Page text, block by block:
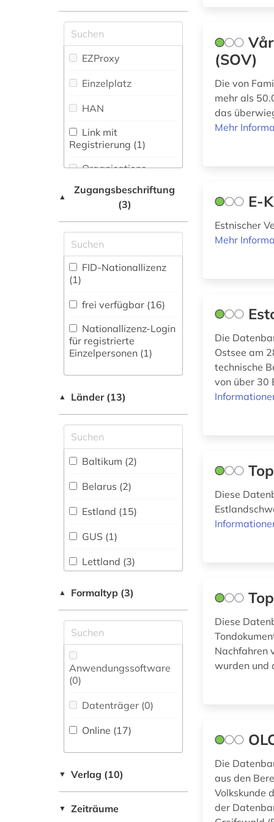
Maschinenbau (0)
Mathematik (0)
Medien- und
Kommunikationswissenschaften,
Kommunikationsdesign (0)
Medizin (0)
Militärwissenschaft
(0)
Musikwissenschaft
Natur- und
Pädagogik (0)
Philosophie (0)
Psychologie (0)
(0)
Romanistik (0)
Slavistik (0)
Soziologie (1)
Religionswissenschaften
Werkstoffwissenschaften
und Fertigungstechnik (0)
Wirtschaftswissenschaften
(1)
Wissenschaftskunde,
Museumswesen (0)
sozialwissenschaften
(1)
statistik (1)
udssr (1)
ukraine (3)
volltext (2)
weißrussland (1)
zeitschriftenaufsatz
(2)
zeitung (1)
zeitungsartikel (1)
Zeitungs-,
Zeitschriftenbibliographie
(0)
EZProxy
Einzelplatz
HAN
Link mit
Registrierung (1)
Organisations-
Shibboleth
Zugriff vor Ort
▲
Zugangsbeschriftung
(3)
FID-Nationallizenz
(1)
frei verfügbar (16)
Nationallizenz-Login
für registrierte
Einzelpersonen (1)
▲ Länder (13)
Baltikum (2)
Belarus (2)
Estland (15)
GUS (1)
Lettland (3)
Litauen (3)
Moldawien (1)
Osteuropa (3)
Ostmitteleuropa (1)
Polen (2)
Russland,
Sowjetunion (1)
Ukraine (3)
▲ Formaltyp (3)
Anwendungssoftware
(0)
Datenträger (0)
Online (17)
▼ Verlag (10)
▼ Zeiträume
(SOV)
Die von
mehr als
das
Mehr
E-
Estnischer
Mehr
Die
Ostsee am
technische
von über 30
Diese
Diese
Nachfahren
wurden und
Die
aus den
Volkskunde
der